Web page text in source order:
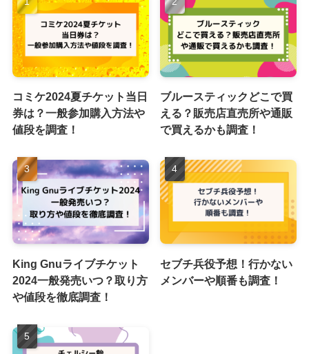
コミケ2024夏チケット当日
券は？一般参加購入方法や
値段を調査！
ブルースティックどこで買
える？販売店直売所や通販
で買えるかも調査！
King Gnuライブチケット
2024一般発売いつ？取り方
や値段を徹底調査！
セブチ兵役予想！行かない
メンバーや順番も調査！